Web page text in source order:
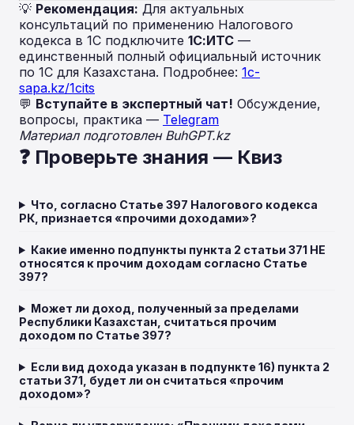
💡 Рекомендация: Для актуальных
консультаций по применению Налогового
кодекса в 1С подключите 1С:ИТС —
единственный полный официальный источник
по 1С для Казахстана. Подробнее: 1c-
sapa.kz/1cits
💬 Вступайте в экспертный чат! Обсуждение,
вопросы, практика — Telegram
Материал подготовлен BuhGPT.kz
❓ Проверьте знания — Квиз
Что, согласно Статье 397 Налогового кодекса
РК, признается «прочими доходами»?
Какие именно подпункты пункта 2 статьи 371 НЕ
относятся к прочим доходам согласно Статье
397?
Может ли доход, полученный за пределами
Республики Казахстан, считаться прочим
доходом по Статье 397?
Если вид дохода указан в подпункте 16) пункта 2
статьи 371, будет ли он считаться «прочим
доходом»?